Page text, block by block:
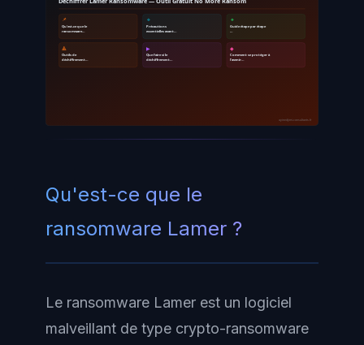
📌
Qu'est-ce que le
ransomware…
🔹
Précautions
essentielles avant…
🔸
Guide étape par étape
🔺
Outils de
déchiffrement…
▶
Que faire si le
déchiffrement…
◆
Comment se protéger à
l'avenir…
ayinedjimi-consultants.fr
Qu'est-ce que le
ransomware Lamer ?
Le ransomware Lamer est un logiciel
malveillant de type crypto-ransomware